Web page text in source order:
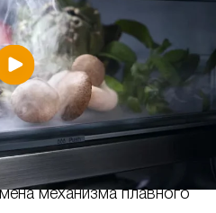
механизма плавного